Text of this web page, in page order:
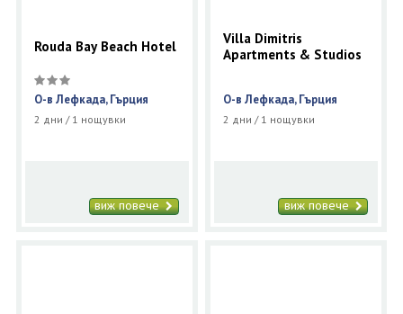
Rouda Bay Beach Hotel
О-в Лефкада, Гърция
2 дни / 1 нощувки
виж повече
Villa Dimitris
Apartments & Studios
О-в Лефкада, Гърция
2 дни / 1 нощувки
виж повече